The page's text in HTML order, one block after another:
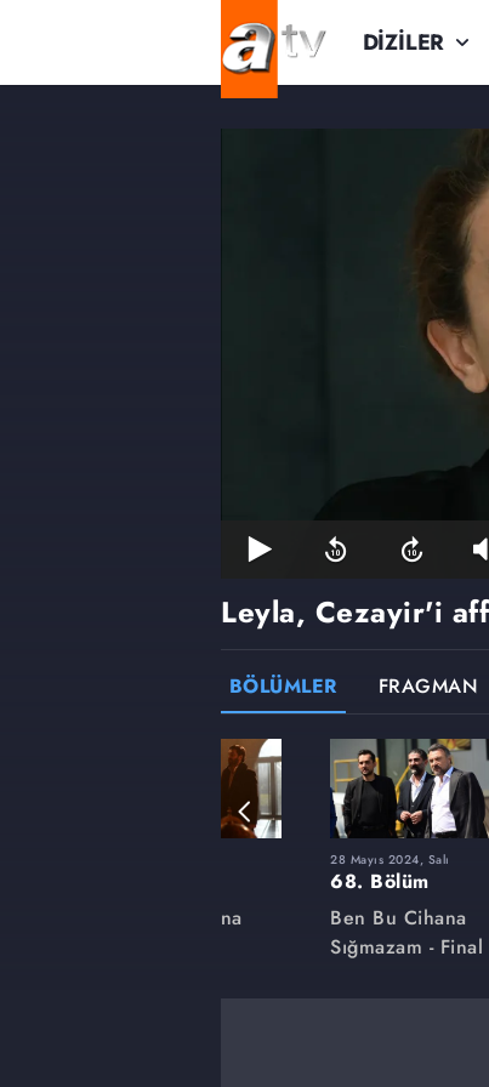
DİZİLER
Leyla, Cezayir'i
BÖLÜMLER FRAGMAN
Ben Bu Cihana
28 Mayıs 2024, Salı
68. Bölüm
Ben Bu Cihana
Sığmazam - Final